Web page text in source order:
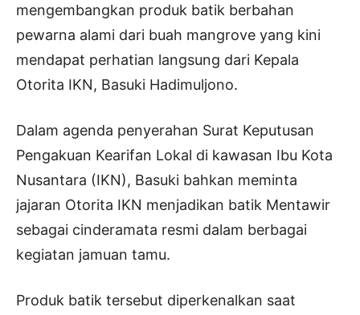
mengembangkan produk batik berbahan
pewarna alami dari buah mangrove yang kini
mendapat perhatian langsung dari Kepala
Otorita IKN, Basuki Hadimuljono.
Dalam agenda penyerahan Surat Keputusan
Pengakuan Kearifan Lokal di kawasan Ibu Kota
Nusantara (IKN), Basuki bahkan meminta
jajaran Otorita IKN menjadikan batik Mentawir
sebagai cinderamata resmi dalam berbagai
kegiatan jamuan tamu.
Produk batik tersebut diperkenalkan saat